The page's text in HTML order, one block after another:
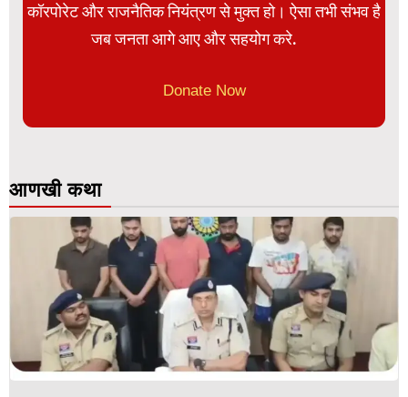
कॉरपोरेट और राजनैतिक नियंत्रण से मुक्त हो। ऐसा तभी संभव है
जब जनता आगे आए और सहयोग करे.
Donate Now
आणखी कथा